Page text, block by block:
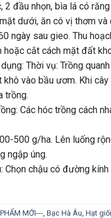
2 đầu nhọn, bìa lá có
dưới, ăn có vị thơm và
ngày sau gieo. Thu
hoặc cắt cách mặt đất
Thời vụ: Trồng
khô vào bầu ươm. Khi
trồng.
Các hóc trồng cách
500 g/ha. Lên luống
ngập úng.
Chọn chậu có đường
MỚI--- Bạc Hà Âu Hạt